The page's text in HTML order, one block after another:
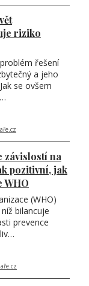
riziko
řešení
a jeho
se ovšem
závislostí na
pozitivní, jak
WHO
(WHO)
bilancuje
prevence